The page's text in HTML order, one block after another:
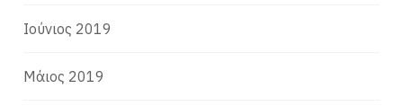
Ιούνιος 2019
Μάιος 2019